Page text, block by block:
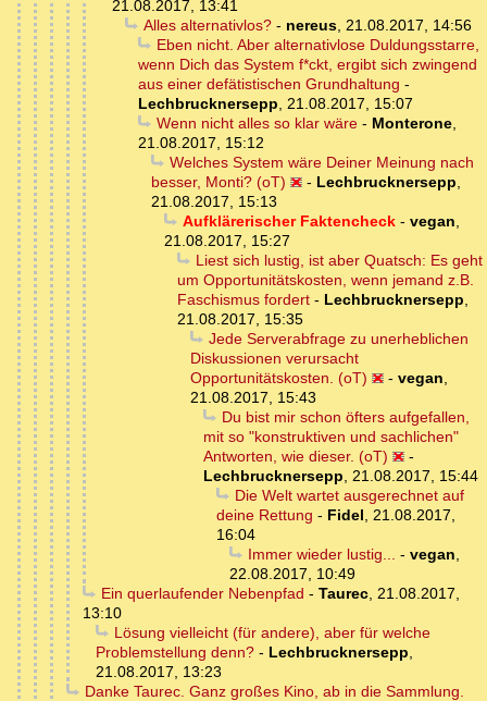
21.08.2017, 13:41
Alles alternativlos?- nereus, 21.08.2017, 14:56
Eben nicht. Aber alternativlose Duldungsstarre,
wenn Dich das System f*ckt, ergibt sich zwingend
aus einer defätistischen Grundhaltung -
Lechbrucknersepp, 21.08.2017, 15:07
Wenn nicht alles so klar wäre- Monterone,
21.08.2017, 15:12
Welches System wäre Deiner Meinung nach
besser, Monti? (oT)
- Lechbrucknersepp,
21.08.2017, 15:13
Aufklärerischer Faktencheck- vegan,
21.08.2017, 15:27
Liest sich lustig, ist aber Quatsch: Es geht
um Opportunitätskosten, wenn jemand z.B.
Faschismus fordert - Lechbrucknersepp,
21.08.2017, 15:35
Jede Serverabfrage zu unerheblichen
Diskussionen verursacht
Opportunitätskosten. (oT)
- vegan,
21.08.2017, 15:43
Du bist mir schon öfters aufgefallen,
mit so "konstruktiven und sachlichen"
Antworten, wie dieser. (oT)
-
Lechbrucknersepp, 21.08.2017, 15:44
Die Welt wartet ausgerechnet auf
deine Rettung - Fidel, 21.08.2017,
16:04
Immer wieder lustig... - vegan,
22.08.2017, 10:49
Ein querlaufender Nebenpfad - Taurec, 21.08.2017,
13:10
Lösung vielleicht (für andere), aber für welche
Problemstellung denn? - Lechbrucknersepp,
21.08.2017, 13:23
Danke Taurec. Ganz großes Kino, ab in die Sammlung.